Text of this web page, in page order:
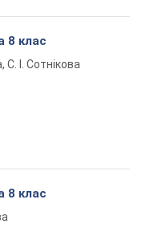
8 клас
С. І. Сотнікова
8 клас